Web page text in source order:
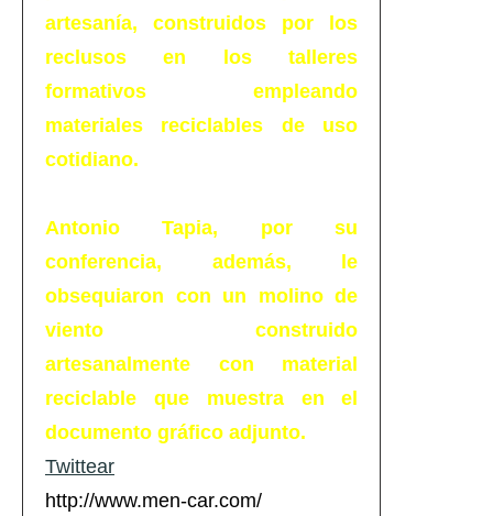
artesanía, construidos por los
reclusos en los talleres
formativos empleando
materiales reciclables de uso
cotidiano.
Antonio Tapia, por su
conferencia, además, le
obsequiaron con un molino de
viento construido
artesanalmente con material
reciclable que muestra en el
documento gráfico adjunto.
Twittear
http://www.men-car.com/